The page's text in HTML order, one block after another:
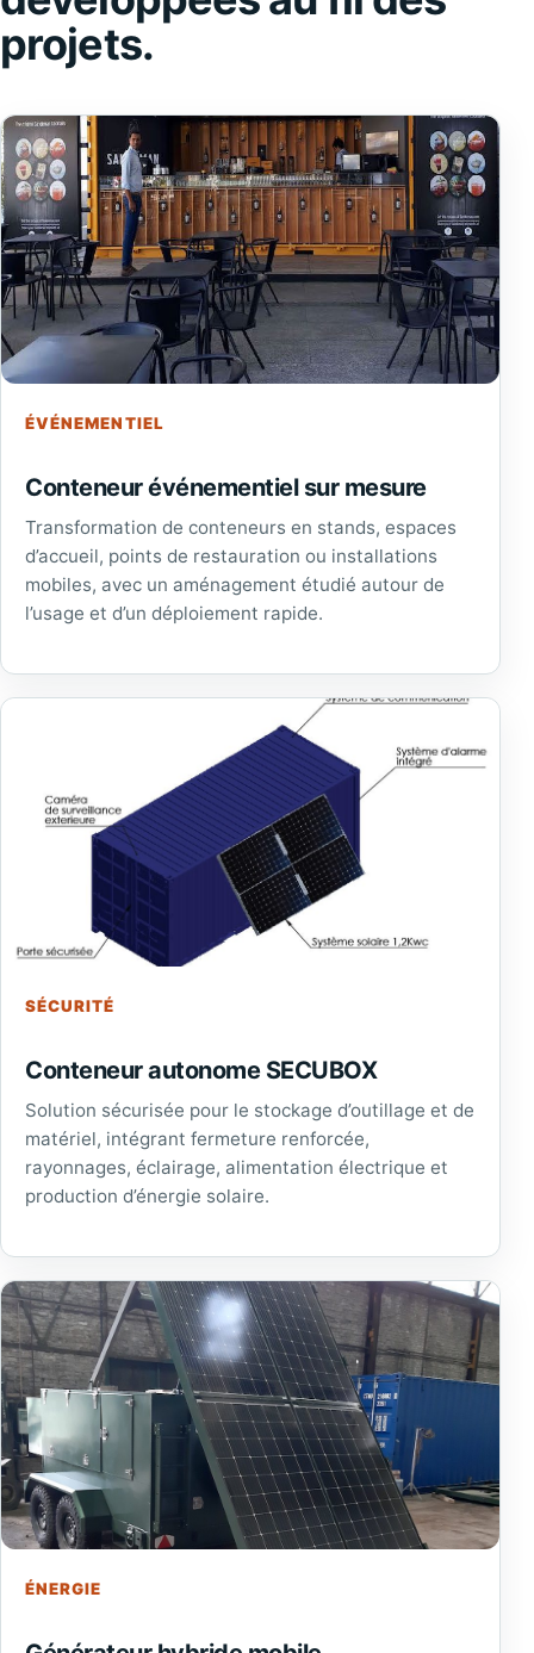
projets.
ÉVÉNEMENTIEL
Conteneur événementiel sur mesure
Transformation de conteneurs en stands, espaces
d’accueil, points de restauration ou installations
mobiles, avec un aménagement étudié autour de
l’usage et d’un déploiement rapide.
SÉCURITÉ
Conteneur autonome SECUBOX
Solution sécurisée pour le stockage d’outillage et de
matériel, intégrant fermeture renforcée,
rayonnages, éclairage, alimentation électrique et
production d’énergie solaire.
ÉNERGIE